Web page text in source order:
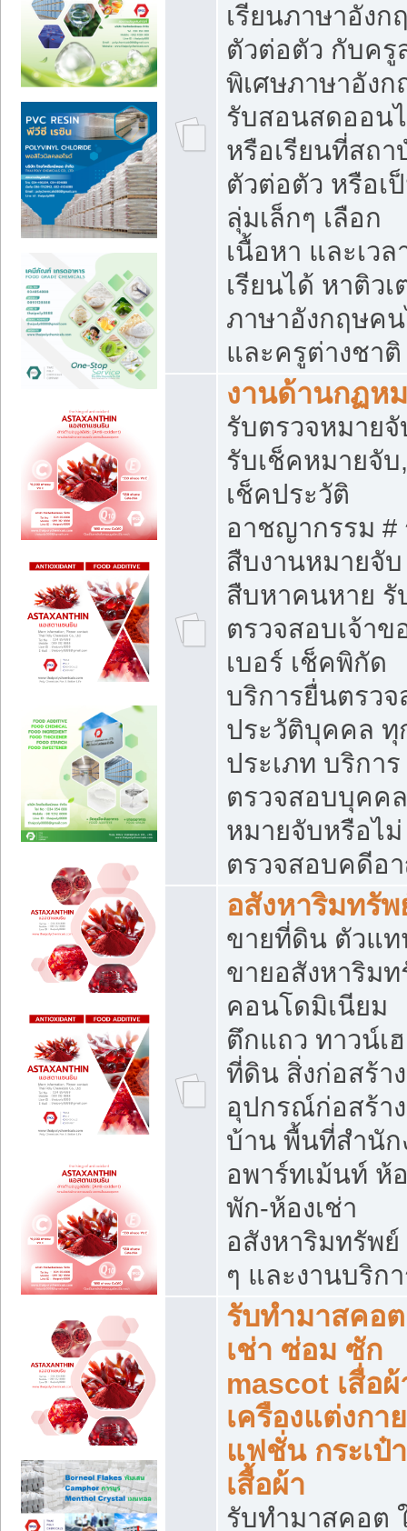
เรียนภาษาอังก
ตัวต่อตัว กับครู
พิเศษภาษาอังก
รับสอนสดออน
หรือเรียนที่สถา
ตัวต่อตัว หรือเ
ลุ่มเล็กๆ เลือก
เนื้อหา และเวล
เรียนได้ หาติวเ
ภาษาอังกฤษค
และครูต่างชาติ
งานด้านกฏห
รับตรวจหมายจั
รับเช็คหมายจับ
เช็คประวัติ
อาชญากรรม #
สืบงานหมายจั
สืบหาคนหาย รั
ตรวจสอบเจ้าข
เบอร์ เช็คพิกัด
บริการยื่นตรว
ประวัติบุคคล ทุ
ประเภท บริการ
ตรวจสอบบุคค
หมายจับหรือไม่
ตรวจสอบคดีอ
อสังหาริมทรัพ
ขายที่ดิน ตัวแ
ขายอสังหาริมท
คอนโดมิเนียม
ตึกแถว ทาวน์เ
ที่ดิน สิ่งก่อสร้าง
อุปกรณ์ก่อสร้าง
บ้าน พื้นที่สำนัก
อพาร์ทเม้นท์ ห้
พัก-ห้องเช่า
อสังหาริมทรัพ
ๆ และงานบริก
รับทำมาสคอ
เช่า ซ่อม ซัก
mascot เสื่อผ้
เครืองแต่งกาย
แฟชั่น กระเป๋า
เสื้อผ้า
รับทำมาสคอต